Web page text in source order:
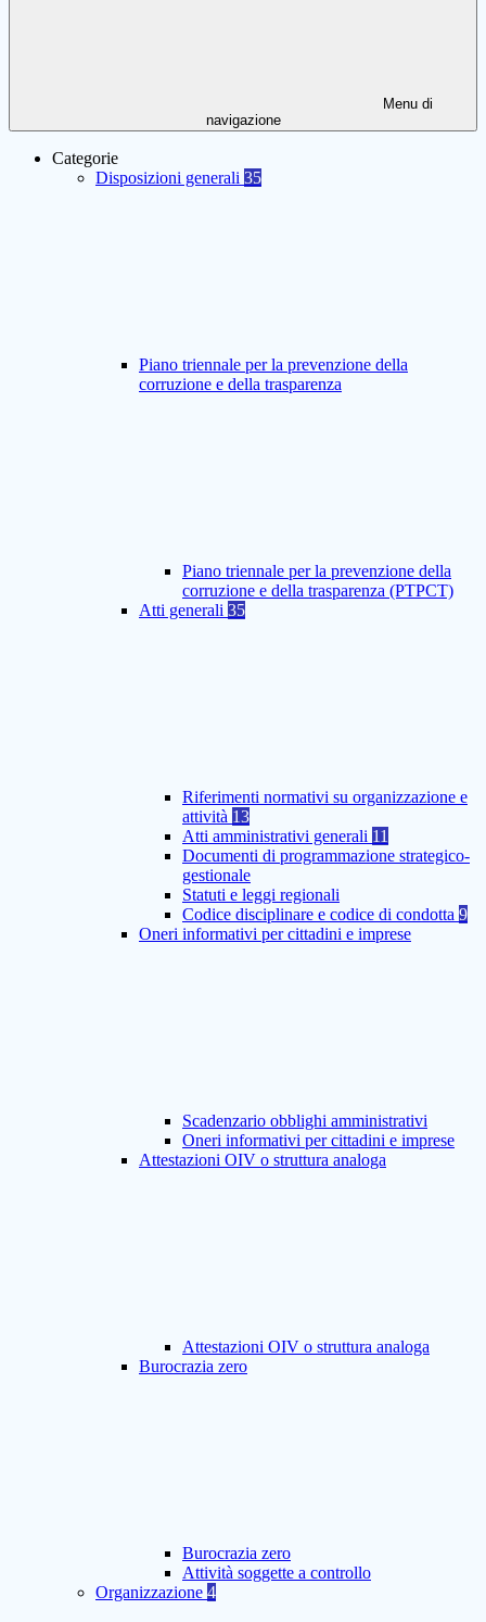
Menu di
navigazione
Categorie
Disposizioni generali 35
Piano triennale per la prevenzione della
corruzione e della trasparenza
Piano triennale per la prevenzione della
corruzione e della trasparenza (PTPCT)
Atti generali 35
Riferimenti normativi su organizzazione e
attività 13
Atti amministrativi generali 11
Documenti di programmazione strategico-
gestionale
Statuti e leggi regionali
Codice disciplinare e codice di condotta 9
Oneri informativi per cittadini e imprese
Scadenzario obblighi amministrativi
Oneri informativi per cittadini e imprese
Attestazioni OIV o struttura analoga
Attestazioni OIV o struttura analoga
Burocrazia zero
Burocrazia zero
Attività soggette a controllo
Organizzazione 4